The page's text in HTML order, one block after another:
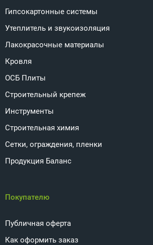
Гипсокартонные системы
Утеплитель и звукоизоляция
Лакокрасочные материалы
Кровля
ОСБ Плиты
Строительный крепеж
Инструменты
Строительная химия
Сетки, ограждения, пленки
Продукция Баланс
Покупателю
Публичная оферта
Как оформить заказ